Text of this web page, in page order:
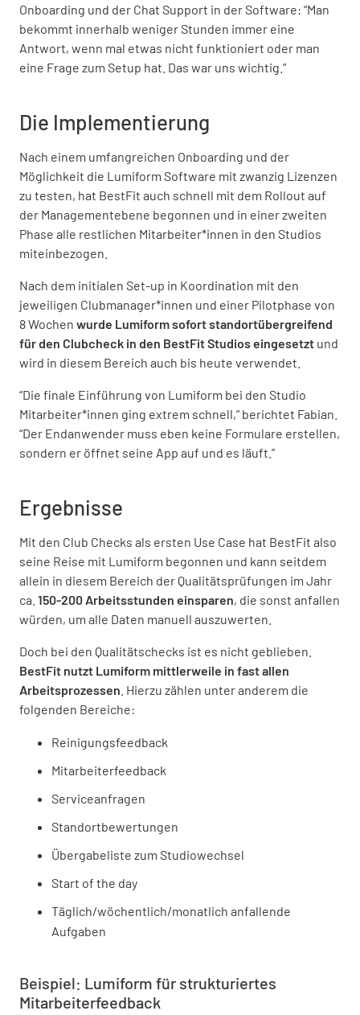
Onboarding und der Chat Support in der Software: “Man
bekommt innerhalb weniger Stunden immer eine
Antwort, wenn mal etwas nicht funktioniert oder man
eine Frage zum Setup hat. Das war uns wichtig.”
Die Implementierung
Nach einem umfangreichen Onboarding und der
Möglichkeit die Lumiform Software mit zwanzig Lizenzen
zu testen, hat BestFit auch schnell mit dem Rollout auf
der Managementebene begonnen und in einer zweiten
Phase alle restlichen Mitarbeiter*innen in den Studios
miteinbezogen.
Nach dem initialen Set-up in Koordination mit den
jeweiligen Clubmanager*innen und einer Pilotphase von
8 Wochen wurde Lumiform sofort standortübergreifend
für den Clubcheck in den BestFit Studios eingesetzt und
wird in diesem Bereich auch bis heute verwendet.
“Die finale Einführung von Lumiform bei den Studio
Mitarbeiter*innen ging extrem schnell,” berichtet Fabian.
“Der Endanwender muss eben keine Formulare erstellen,
sondern er öffnet seine App auf und es läuft.”
Ergebnisse
Mit den Club Checks als ersten Use Case hat BestFit also
seine Reise mit Lumiform begonnen und kann seitdem
allein in diesem Bereich der Qualitätsprüfungen im Jahr
ca. 150-200 Arbeitsstunden einsparen, die sonst anfallen
würden, um alle Daten manuell auszuwerten.
Doch bei den Qualitätschecks ist es nicht geblieben.
BestFit nutzt Lumiform mittlerweile in fast allen
Arbeitsprozessen . Hierzu zählen unter anderem die
folgenden Bereiche:
Reinigungsfeedback
Mitarbeiterfeedback
Serviceanfragen
Standortbewertungen
Übergabeliste zum Studiowechsel
Start of the day
Täglich/wöchentlich/monatlich anfallende
Aufgaben
Beispiel: Lumiform für strukturiertes
Mitarbeiterfeedback